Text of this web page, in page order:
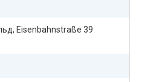
Eisenbahnstraße 39